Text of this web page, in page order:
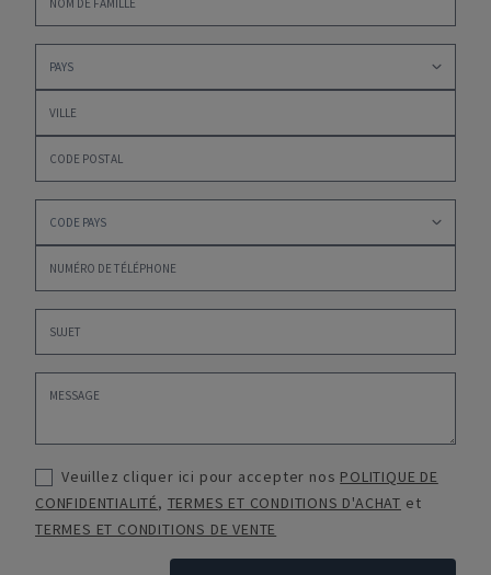
Veuillez cliquer ici pour accepter nos POLITIQUE DE
CONFIDENTIALITÉ, TERMES ET CONDITIONS D'ACHAT et
TERMES ET CONDITIONS DE VENTE